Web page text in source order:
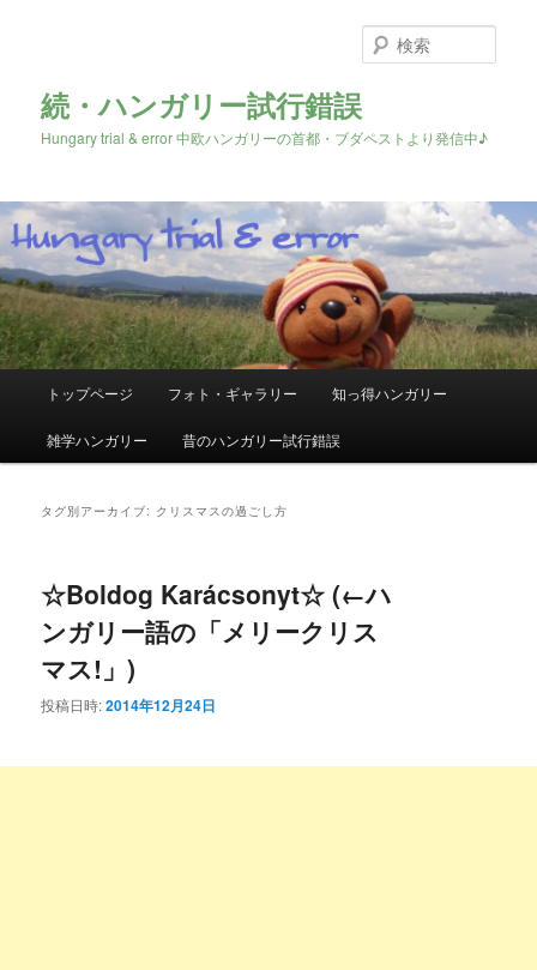
続・ハンガリー試行錯誤
Hungary trial & error 中欧ハンガリーの首都・ブダペストより発信中♪
索
メ
イ
ン
ン
サ
ブ
テ
ツ
トップページ フォト・ギャラリー 知っ得ハンガリー
雑学ハンガリー 昔のハンガリー試行錯誤
タグ別アーカイブ: クリスマスの過ごし方
☆Boldog Karácsonyt☆ (←ハ
ンガリー語の「メリークリス
マス!」)
投稿日時:2014年12月24日